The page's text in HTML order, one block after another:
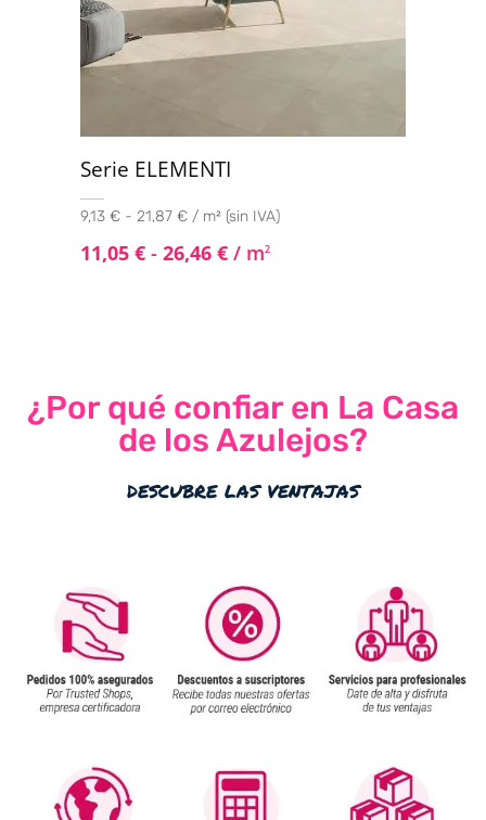
Serie ELEMENTI
9,13 € - 21,87 € / m² (sin IVA)
11,05 € - 26,46 € / m2
¿Por qué confiar en La Casa
de los Azulejos?
descubre las ventajas